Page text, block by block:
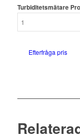
Turbiditetsmätare
Efterfråga pris